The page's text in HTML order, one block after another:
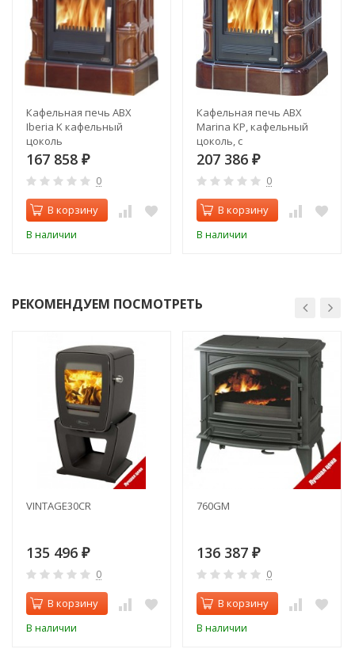
Кафельная печь ABX
Iberia K кафельный
цоколь
167 858 ₽
0
В корзину
В наличии
Кафельная печь ABX
Marina KP, кафельный
цоколь, с
теплообменником
207 386 ₽
0
В корзину
В наличии
РЕКОМЕНДУЕМ ПОСМОТРЕТЬ
VINTAGE30CR
135 496 ₽
0
В корзину
В наличии
760GM
136 387 ₽
0
В корзину
В наличии